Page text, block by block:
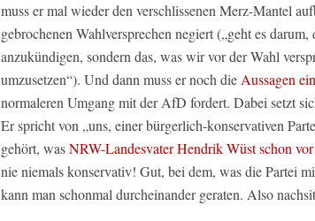
muss er mal wieder den verschlissenen Merz-Mantel
gebrochenen Wahlversprechen negiert („geht es
anzukündigen, sondern das, was wir vor der Wahl
umzusetzen“). Und dann muss er noch dieAussagen
normaleren Umgang mit der AfD fordert. Dabei setzt
Er spricht von „uns, einer bürgerlich-konservativen
gehört, wasNRW-Landesvater Hendrik Wüst schon
nie niemals konservativ! Gut, bei dem, was die Partei
kann man schonmal durcheinander geraten. Also